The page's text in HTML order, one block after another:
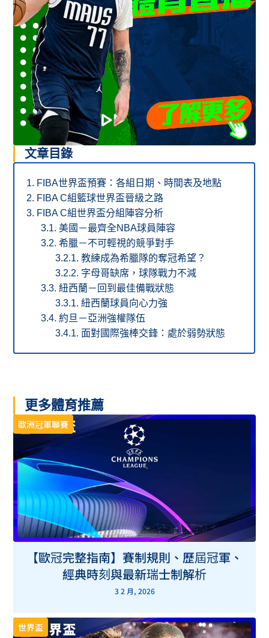
文章目錄
FIBA世界盃預賽：各組日期、時間表及地點
FIBA C組籃球世界盃晉級之路
FIBA C組世界盃分組陣容分析
美國－最齊全NBA球員陣容
希臘－不可輕視的競爭對手
教練成為希臘隊的奪冠希望？
字母哥缺席，球隊戰力不減
紐西蘭－回到最佳備戰狀態
紐西蘭球員向心力強
約旦－亞洲強權隊伍
面對國際強棒交鋒：處於弱勢狀態
更多體育推薦
歐洲冠軍聯賽
【歐冠完整指南】賽制規則、歷屆冠軍、
經典時刻與最新瑞士制解析
3 2 月, 2026
世界盃